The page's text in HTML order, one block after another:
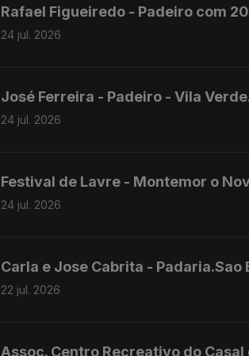
Rafael Figueiredo - Padeiro com
24 jul. 2026
José Ferreira - Padeiro - Vila
24 jul. 2026
Festival de Lavre - Montemor o
24 jul. 2026
Carla e Jose Cabrita -
22 jul. 2026
Assoc. Centro Recreativo do